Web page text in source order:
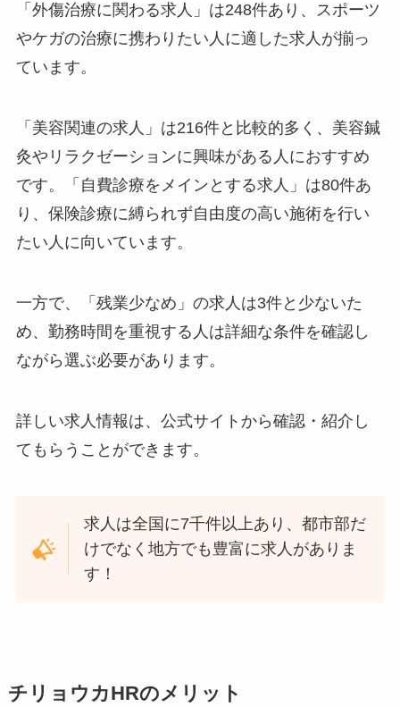
「外傷治療に関わる求人」は248件あり、スポーツ
やケガの治療に携わりたい人に適した求人が揃っ
ています。
「美容関連の求人」は216件と比較的多く、美容鍼
灸やリラクゼーションに興味がある人におすすめ
です。「自費診療をメインとする求人」は80件あ
り、保険診療に縛られず自由度の高い施術を行い
たい人に向いています。
一方で、「残業少なめ」の求人は3件と少ないた
め、勤務時間を重視する人は詳細な条件を確認し
ながら選ぶ必要があります。
詳しい求人情報は、公式サイトから確認・紹介し
てもらうことができます。
求人は全国に7千件以上あり、都市部だ
けでなく地方でも豊富に求人がありま
す！
チリョウカHRのメリット